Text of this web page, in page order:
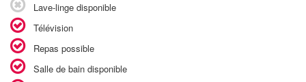
Lave-linge disponible
Télévision
Repas possible
Salle de bain disponible